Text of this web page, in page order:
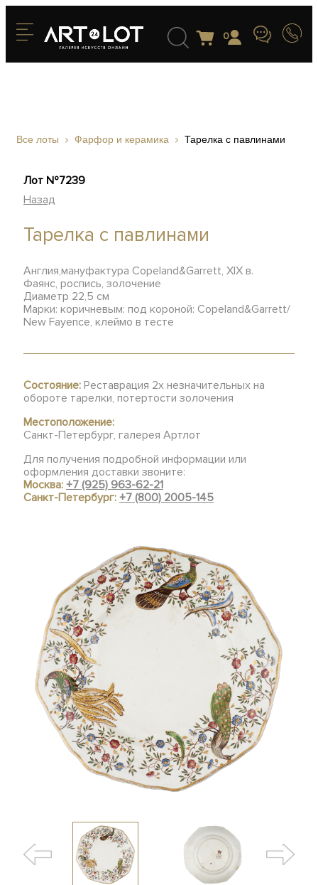
0
Все лоты Фарфор и керамика Тарелка с павлинами
Лот №7239
Назад
Тарелка с павлинами
Англия,мануфактура Copeland&Garrett, XIX в.
Фаянс, роспись, золочение
Диаметр 22,5 см
Марки: коричневым: под короной: Copeland&Garrett/
New Fayence, клеймо в тесте
Состояние: Реставрация 2х незначительных на
обороте тарелки, потертости золочения
Местоположение:
Санкт-Петербург, галерея Артлот
Для получения подробной информации или
оформления доставки звоните:
Москва:+7 (925) 963-62-21
Санкт-Петербург:+7 (800) 2005-145